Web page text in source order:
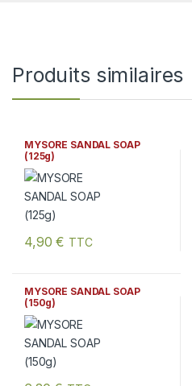
Produits similaires
MYSORE SANDAL SOAP
(125g)
4,90€ TTC
MYSORE SANDAL SOAP
(150g)